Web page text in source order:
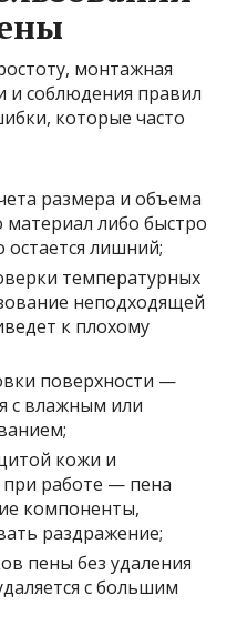
монтажная
и соблюдения правил
которые часто
размера и объема
материал либо быстро
остается лишний;
температурных
неподходящей
к плохому
поверхности —
с влажным или
кожи и
работе — пена
компоненты,
раздражение;
пены без удаления
с большим